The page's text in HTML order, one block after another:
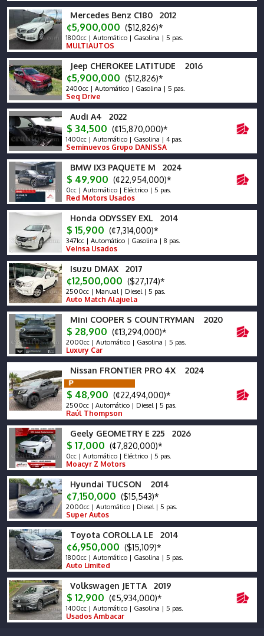
Mercedes Benz C180 2012
¢5,900,000 ($12,826)*
1800cc | Automático | Gasolina | 5 pas.
MULTIAUTOS
Jeep CHEROKEE LATITUDE 2016
¢5,900,000 ($12,826)*
2400cc | Automático | Gasolina | 5 pas.
Seq Drive
Audi A4 2022
$ 34,500 (¢15,870,000)*
1400cc | Automático | Gasolina | 4 pas.
Seminuevos Grupo DANISSA
BMW IX3 PAQUETE M 2024
$ 49,900 (¢22,954,000)*
0cc | Automático | Eléctrico | 5 pas.
Red Motors Usados
Honda ODYSSEY EXL 2014
$ 15,900 (¢7,314,000)*
3471cc | Automático | Gasolina | 8 pas.
Veinsa Usados
Isuzu DMAX 2017
¢12,500,000 ($27,174)*
2500cc | Manual | Diesel | 5 pas.
Auto Match Alajuela
Mini COOPER S COUNTRYMAN 2020
$ 28,900 (¢13,294,000)*
2000cc | Automático | Gasolina | 5 pas.
Luxury Car
Nissan FRONTIER PRO 4X 2024
$ 48,900 (¢22,494,000)*
2500cc | Automático | Diesel | 5 pas.
Raúl Thompson
Geely GEOMETRY E 225 2026
$ 17,000 (¢7,820,000)*
0cc | Automático | Eléctrico | 5 pas.
Moacyr Z Motors
Hyundai TUCSON 2014
¢7,150,000 ($15,543)*
2000cc | Automático | Diesel | 5 pas.
Super Autos
Toyota COROLLA LE 2014
¢6,950,000 ($15,109)*
1800cc | Automático | Gasolina | 5 pas.
Auto Limited
Volkswagen JETTA 2019
$ 12,900 (¢5,934,000)*
1400cc | Automático | Gasolina | 5 pas.
Usados Ambacar